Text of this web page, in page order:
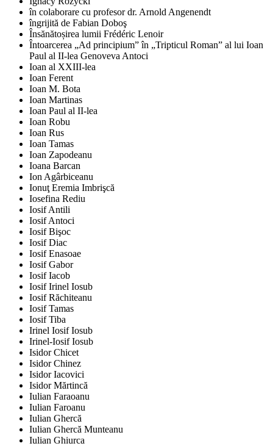
în colaborare cu profesor dr. Arnold Angenendt
îngrijită de Fabian Doboş
Însănătoșirea lumii Frédéric Lenoir
Întoarcerea „Ad principium” în „Tripticul Roman” al lui Ioan
Paul al II-lea Genoveva Antoci
Ioan al XXIII-lea
Ioan Ferent
Ioan M. Bota
Ioan Martinas
Ioan Paul al II-lea
Ioan Robu
Ioan Rus
Ioan Tamas
Ioan Zapodeanu
Ioana Barcan
Ion Agârbiceanu
Ionuţ Eremia Imbrişcă
Iosefina Rediu
Iosif Antili
Iosif Antoci
Iosif Bişoc
Iosif Diac
Iosif Enasoae
Iosif Gabor
Iosif Iacob
Iosif Irinel Iosub
Iosif Răchiteanu
Iosif Tamas
Iosif Tiba
Irinel Iosif Iosub
Irinel-Iosif Iosub
Isidor Chicet
Isidor Chinez
Isidor Iacovici
Isidor Mărtincă
Iulian Faraoanu
Iulian Faroanu
Iulian Ghercă
Iulian Ghercă Munteanu
Iulian Ghiurca